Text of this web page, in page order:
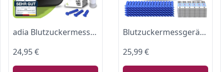
adia Blutzuckermessgerät (mg/dL Standard in DE) mit 60 Blutzuckerteststreifen, 10 Lanzetten, 1 Stechhilfe, 1 Etui - zur Selbstkontrolle des Blutzuckers
24,95 €
Blutzuckermessgerät-Set (mg/dl), 𝐊𝐥𝐢𝐧𝐢𝐬𝐜𝐡 𝐩𝐫ä𝐳𝐢𝐬𝐞𝐬 Blutzuckermessgerät mit 100 Teststreifen, 100 Lanzetten und 1 Stechhilfe – codierungsfrei & großes Display
25,99 €